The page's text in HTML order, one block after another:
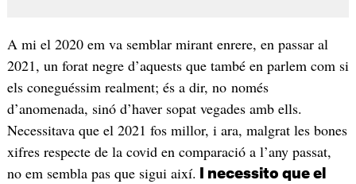
A mi el 2020 em va semblar mirant enrere, en passar al
2021, un forat negre d’aquests que també en parlem com si
els coneguéssim realment; és a dir, no només
d’anomenada, sinó d’haver sopat vegades amb ells.
Necessitava que el 2021 fos millor, i ara, malgrat les bones
xifres respecte de la covid en comparació a l’any passat,
no em sembla pas que sigui així.
I necessito que el